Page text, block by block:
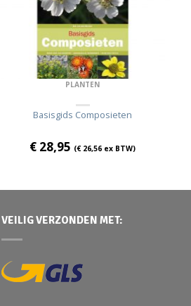
PLANTEN
Basisgids Composieten
€ 28,95 (€26,56 ex BTW)
VEILIG VERZONDEN MET: